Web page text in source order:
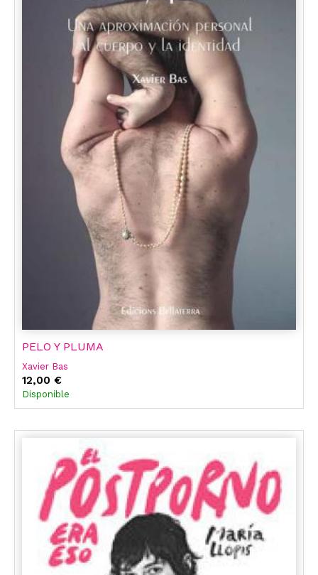
PELO Y PLUMA
Xavier Bas
12,00 €
Disponible